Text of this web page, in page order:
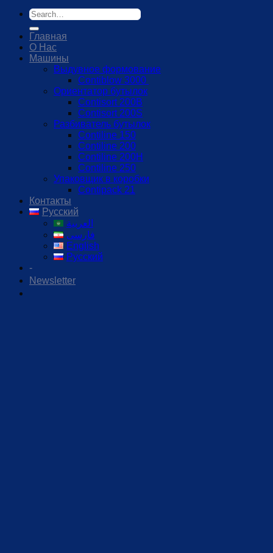
Главная
О Нас
Машины
Выдувное формование
Contiblow 3000
Ориентатор бутылок
Contisort 200B
Contisort 200S
Разбиватель бутылок
Contiline 150
Contiline 200
Contiline 200H
Contiline 250
Упаковщик в коробки
Contipack 21
Контакты
Русский
العربية
فارسی
English
Русский
-
Newsletter